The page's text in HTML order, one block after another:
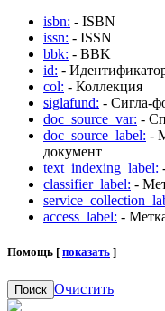
isbn: - ISBN
issn: - ISSN
bbk: - BBK
id: -
col: - Коллекция
siglafund: - Сигла-
doc_source_var: -
doc_source_label: -
документ
text_indexing_label:
classifier_label: -
access_label: -
Помощь [ показать ]
Поиск Очистить